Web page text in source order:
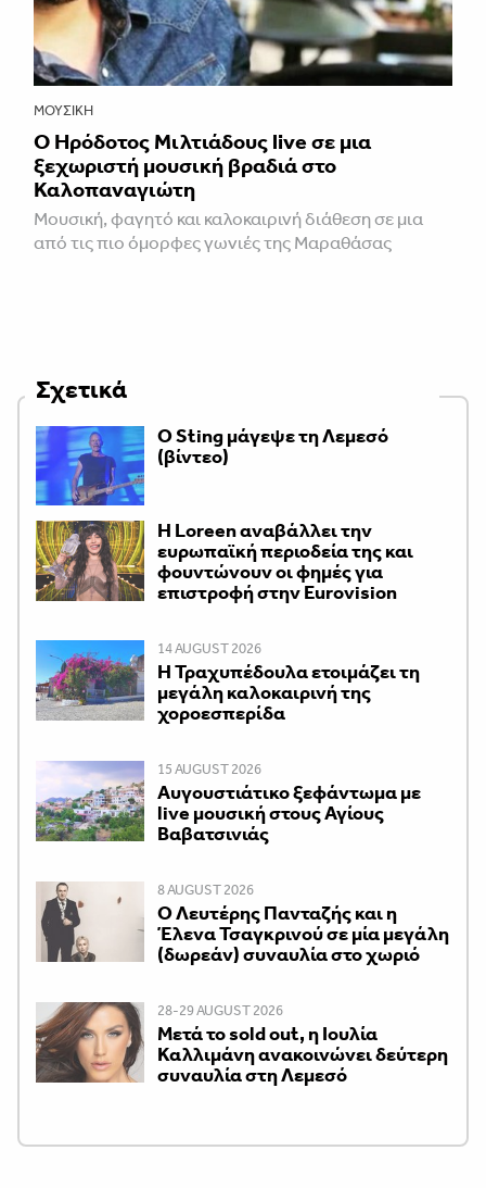
ΜΟΥΣΙΚΉ
Ο Ηρόδοτος Μιλτιάδους live σε μια
ξεχωριστή μουσική βραδιά στο
Καλοπαναγιώτη
Μουσική, φαγητό και καλοκαιρινή διάθεση σε μια
από τις πιο όμορφες γωνιές της Μαραθάσας
Σχετικά
Ο Sting μάγεψε τη Λεμεσό
(βίντεο)
Η Loreen αναβάλλει την
ευρωπαϊκή περιοδεία της και
φουντώνουν οι φημές για
επιστροφή στην Eurovision
14 AUGUST 2026
Η Τραχυπέδουλα ετοιμάζει τη
μεγάλη καλοκαιρινή της
χοροεσπερίδα
15 AUGUST 2026
Αυγουστιάτικο ξεφάντωμα με
live μουσική στους Αγίους
Βαβατσινιάς
8 AUGUST 2026
Ο Λευτέρης Πανταζής και η
Έλενα Τσαγκρινού σε μία μεγάλη
(δωρεάν) συναυλία στο χωριό
28-29 AUGUST 2026
Μετά το sold out, η Ιουλία
Καλλιμάνη ανακοινώνει δεύτερη
συναυλία στη Λεμεσό